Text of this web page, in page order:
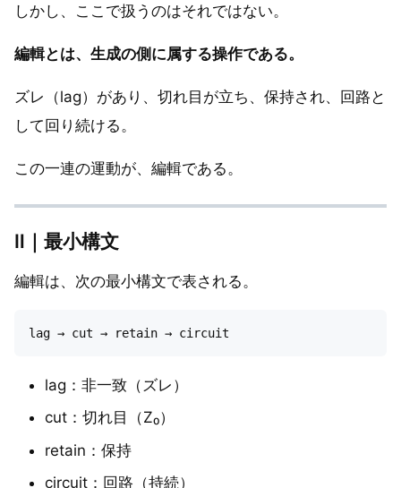
しかし、ここで扱うのはそれではない。
編輯とは、生成の側に属する操作である。
ズレ（lag）があり、切れ目が立ち、保持され、回路と
して回り続ける。
この一連の運動が、編輯である。
Ⅱ｜最小構文
編輯は、次の最小構文で表される。
lag：非一致（ズレ）
cut：切れ目（Z₀）
retain：保持
circuit：回路（持続）